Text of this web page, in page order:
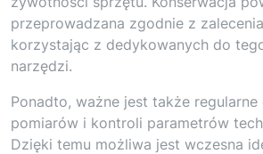
przeprowadzana zgodnie z
korzystając z dedykowanych do
narzędzi.
Ponadto, ważne jest także
pomiarów i kontroli parametrów
Dzięki temu możliwa jest wczesna